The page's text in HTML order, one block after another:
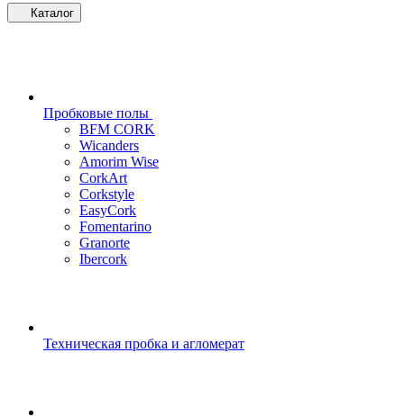
Каталог
Пробковые полы
BFM CORK
Wicanders
Amorim Wise
CorkArt
Corkstyle
EasyCork
Fomentarino
Granorte
Ibercork
Техническая пробка и агломерат